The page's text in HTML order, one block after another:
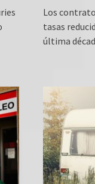
Los
tasas
última